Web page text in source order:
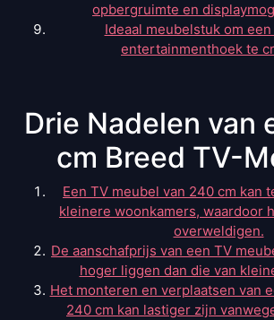
opbergruimte en
Ideaal meubelstuk om
entertainmenthoek te
Drie Nadelen van
cm Breed TV-
Een TV meubel van 240 cm kan
kleinere woonkamers, waardoor
overweldigen.
De aanschafprijs van een TV
hoger liggen dan die van
Het monteren en verplaatsen van
240 cm kan lastiger zijn